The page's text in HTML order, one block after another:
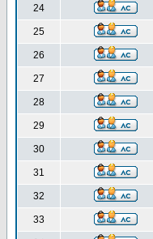
24
25
26
27
28
29
30
31
32
33